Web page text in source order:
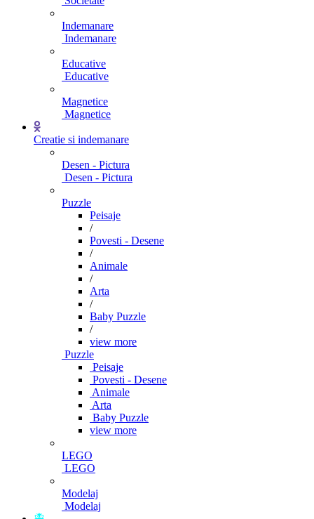
Indemanare
Indemanare
Educative
Educative
Magnetice
Magnetice
Creatie si indemanare
Desen - Pictura
Desen - Pictura
Puzzle
Peisaje
/
Povesti - Desene
/
Animale
/
Arta
/
Baby Puzzle
/
view more
Puzzle
Peisaje
Povesti - Desene
Animale
Arta
Baby Puzzle
view more
LEGO
LEGO
Modelaj
Modelaj